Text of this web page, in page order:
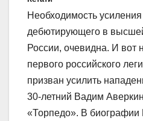
Необходимость
дебютирующего в
России, очевидна. И вот
первого российского
призван усилить
30-летний Вадим
«Торпедо». В